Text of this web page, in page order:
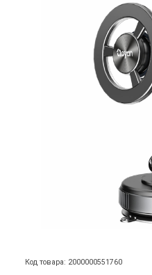
Код товара: 2000000551760